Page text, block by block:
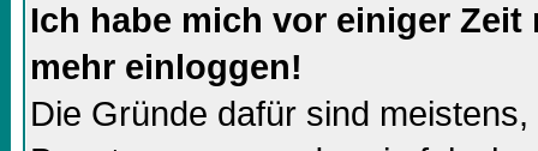
Ich habe mich vor einiger
mehr einloggen!
Die Gründe dafür sind